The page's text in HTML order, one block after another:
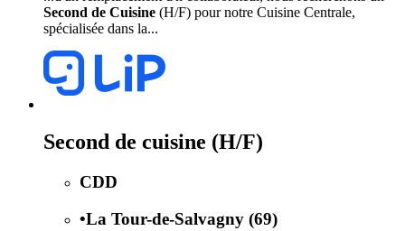
Second de Cuisine (H/F) pour notre Cuisine Centrale,
spécialisée dans la...
Second de cuisine (H/F)
CDD
•La Tour-de-Salvagny (69)